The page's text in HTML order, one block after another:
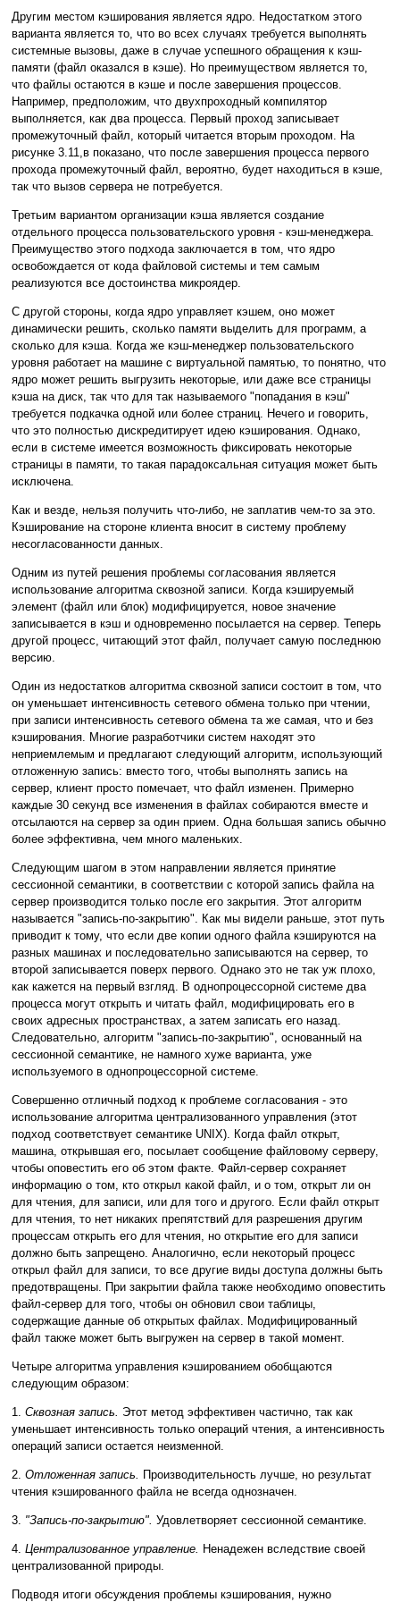
Другим местом кэширования является ядро. Недостатком этого
варианта является то, что во всех случаях требуется выполнять
системные вызовы, даже в случае успешного обращения к кэш-
памяти (файл оказался в кэше). Но преимуществом является то,
что файлы остаются в кэше и после завершения процессов.
Например, предположим, что двухпроходный компилятор
выполняется, как два процесса. Первый проход записывает
промежуточный файл, который читается вторым проходом. На
рисунке 3.11,в показано, что после завершения процесса первого
прохода промежуточный файл, вероятно, будет находиться в кэше,
так что вызов сервера не потребуется.
Третьим вариантом организации кэша является создание
отдельного процесса пользовательского уровня - кэш-менеджера.
Преимущество этого подхода заключается в том, что ядро
освобождается от кода файловой системы и тем самым
реализуются все достоинства микроядер.
С другой стороны, когда ядро управляет кэшем, оно может
динамически решить, сколько памяти выделить для программ, а
сколько для кэша. Когда же кэш-менеджер пользовательского
уровня работает на машине с виртуальной памятью, то понятно, что
ядро может решить выгрузить некоторые, или даже все страницы
кэша на диск, так что для так называемого "попадания в кэш"
требуется подкачка одной или более страниц. Нечего и говорить,
что это полностью дискредитирует идею кэширования. Однако,
если в системе имеется возможность фиксировать некоторые
страницы в памяти, то такая парадоксальная ситуация может быть
исключена.
Как и везде, нельзя получить что-либо, не заплатив чем-то за это.
Кэширование на стороне клиента вносит в систему проблему
несогласованности данных.
Одним из путей решения проблемы согласования является
использование алгоритма сквозной записи. Когда кэшируемый
элемент (файл или блок) модифицируется, новое значение
записывается в кэш и одновременно посылается на сервер. Теперь
другой процесс, читающий этот файл, получает самую последнюю
версию.
Один из недостатков алгоритма сквозной записи состоит в том, что
он уменьшает интенсивность сетевого обмена только при чтении,
при записи интенсивность сетевого обмена та же самая, что и без
кэширования. Многие разработчики систем находят это
неприемлемым и предлагают следующий алгоритм, использующий
отложенную запись: вместо того, чтобы выполнять запись на
сервер, клиент просто помечает, что файл изменен. Примерно
каждые 30 секунд все изменения в файлах собираются вместе и
отсылаются на сервер за один прием. Одна большая запись обычно
более эффективна, чем много маленьких.
Следующим шагом в этом направлении является принятие
сессионной семантики, в соответствии с которой запись файла на
сервер производится только после его закрытия. Этот алгоритм
называется "запись-по-закрытию". Как мы видели раньше, этот путь
приводит к тому, что если две копии одного файла кэшируются на
разных машинах и последовательно записываются на сервер, то
второй записывается поверх первого. Однако это не так уж плохо,
как кажется на первый взгляд. В однопроцессорной системе два
процесса могут открыть и читать файл, модифицировать его в
своих адресных пространствах, а затем записать его назад.
Следовательно, алгоритм "запись-по-закрытию", основанный на
сессионной семантике, не намного хуже варианта, уже
используемого в однопроцессорной системе.
Совершенно отличный подход к проблеме согласования - это
использование алгоритма централизованного управления (этот
подход соответствует семантике UNIX). Когда файл открыт,
машина, открывшая его, посылает сообщение файловому серверу,
чтобы оповестить его об этом факте. Файл-сервер сохраняет
информацию о том, кто открыл какой файл, и о том, открыт ли он
для чтения, для записи, или для того и другого. Если файл открыт
для чтения, то нет никаких препятствий для разрешения другим
процессам открыть его для чтения, но открытие его для записи
должно быть запрещено. Аналогично, если некоторый процесс
открыл файл для записи, то все другие виды доступа должны быть
предотвращены. При закрытии файла также необходимо оповестить
файл-сервер для того, чтобы он обновил свои таблицы,
содержащие данные об открытых файлах. Модифицированный
файл также может быть выгружен на сервер в такой момент.
Четыре алгоритма управления кэшированием обобщаются
следующим образом:
1. Сквозная запись. Этот метод эффективен частично, так как
уменьшает интенсивность только операций чтения, а интенсивность
операций записи остается неизменной.
2. Отложенная запись. Производительность лучше, но результат
чтения кэшированного файла не всегда однозначен.
3. "Запись-по-закрытию". Удовлетворяет сессионной семантике.
4. Централизованное управление. Ненадежен вследствие своей
централизованной природы.
Подводя итоги обсуждения проблемы кэширования, нужно